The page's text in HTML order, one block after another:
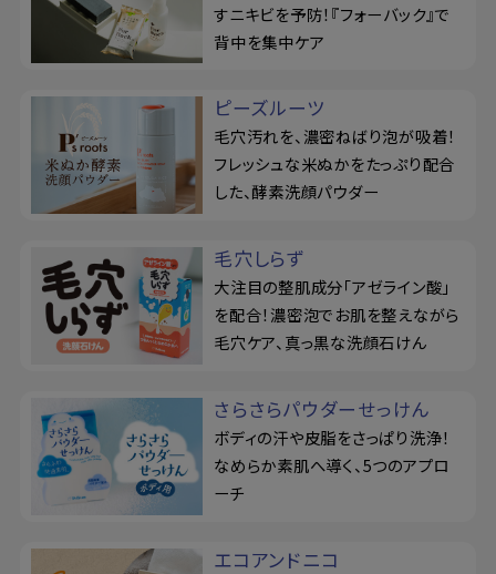
すニキビを予防！『フォーバック』で
背中を集中ケア
ピーズルーツ
毛穴汚れを、濃密ねばり泡が吸着！
フレッシュな米ぬかをたっぷり配合
した、酵素洗顔パウダー
毛穴しらず
大注目の整肌成分「アゼライン酸」
を配合！濃密泡でお肌を整えながら
毛穴ケア、真っ黒な洗顔石けん
さらさらパウダーせっけん
ボディの汗や皮脂をさっぱり洗浄！
なめらか素肌へ導く、5つのアプロ
ーチ
エコアンドニコ